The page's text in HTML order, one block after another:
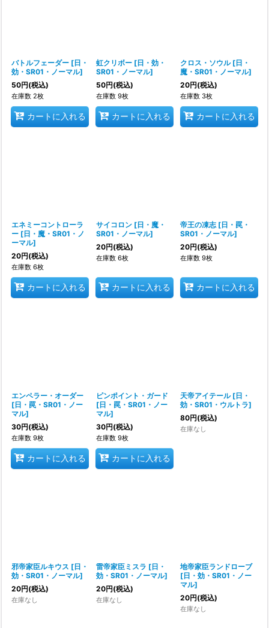
バトルフェーダー [日・
効・SR01・ノーマル]
50円(税込)
在庫数 2枚
カートに入れる
虹クリボー [日・効・
SR01・ノーマル]
50円(税込)
在庫数 9枚
カートに入れる
クロス・ソウル [日・
魔・SR01・ノーマル]
20円(税込)
在庫数 3枚
カートに入れる
エネミーコントローラ
ー [日・魔・SR01・ノ
ーマル]
20円(税込)
在庫数 6枚
カートに入れる
サイコロン [日・魔・
SR01・ノーマル]
20円(税込)
在庫数 6枚
カートに入れる
帝王の凍志 [日・罠・
SR01・ノーマル]
20円(税込)
在庫数 9枚
カートに入れる
エンペラー・オーダー
[日・罠・SR01・ノー
マル]
30円(税込)
在庫数 9枚
カートに入れる
ピンポイント・ガード
[日・罠・SR01・ノー
マル]
30円(税込)
在庫数 9枚
カートに入れる
天帝アイテール [日・
効・SR01・ウルトラ]
80円(税込)
在庫なし
邪帝家臣ルキウス [日・
効・SR01・ノーマル]
20円(税込)
在庫なし
雷帝家臣ミスラ [日・
効・SR01・ノーマル]
20円(税込)
在庫なし
地帝家臣ランドローブ
[日・効・SR01・ノー
マル]
20円(税込)
在庫なし